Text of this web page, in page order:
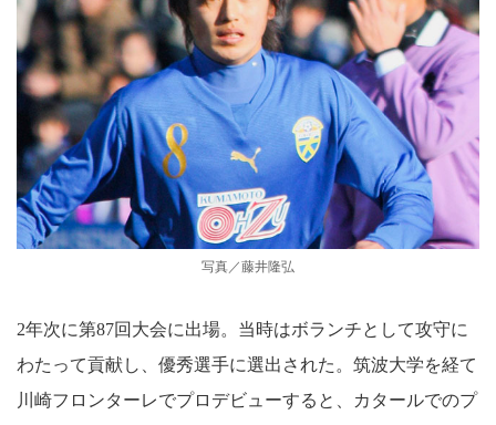
写真／藤井隆弘
2年次に第87回大会に出場。当時はボランチとして攻守に
わたって貢献し、優秀選手に選出された。筑波大学を経て
川崎フロンターレでプロデビューすると、カタールでのプ